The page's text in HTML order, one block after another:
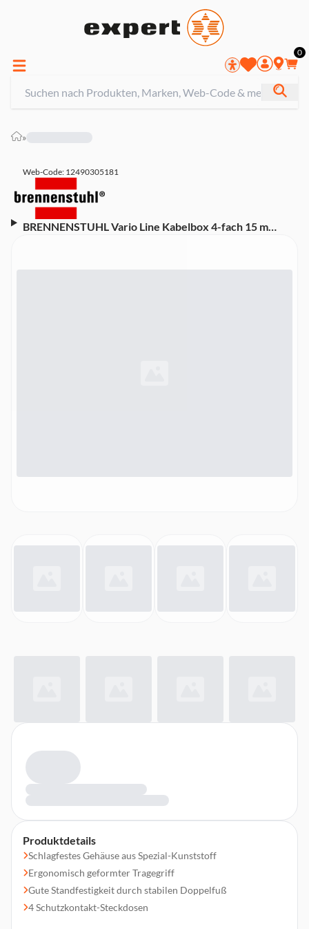
0
»
Web-Code: 12490305181
BRENNENSTUHL Vario Line Kabelbox 4-fach 15 m
Produktdetails
Schlagfestes Gehäuse aus Spezial-Kunststoff
Ergonomisch geformter Tragegriff
Gute Standfestigkeit durch stabilen Doppelfuß
4 Schutzkontakt-Steckdosen